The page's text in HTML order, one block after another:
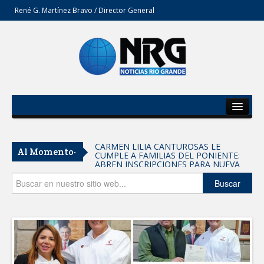
René G. Martínez Bravo / Director General
Del Estado
Secciones
Opinión
Al Momento- CARMEN LILIA CANTUROSAS LE
CUMPLE A FAMILIAS DEL PONIENTE:
ABREN INSCRIPCIONES PARA NUEVA
PRIMARIA EN EL PROGRESO
Entrega SEBIEN paquetes alimentarios
en Tampico
FORTALECE IMJUVE SALUD MENTAL DE
JÓVENES CON TERAPIAS PSICOLÓGICAS
GRATUITAS
Llama Carlos Peña Ortiz a realizar
investigación en tema de la refinería
Buscar